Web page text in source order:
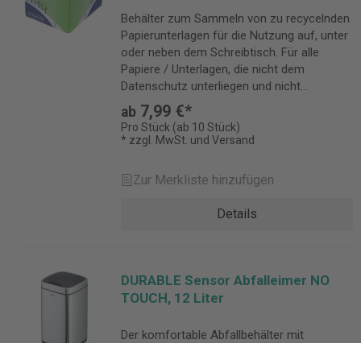
Behälter zum Sammeln von zu recycelnden
Papierunterlagen für die Nutzung auf, unter
oder neben dem Schreibtisch. Für alle
Papiere / Unterlagen, die nicht dem
Datenschutz unterliegen und nicht
geschreddert werden müssen.
ab 7,99 €*
Pro Stück (ab 10 Stück)
* zzgl. MwSt. und Versand
Zur Merkliste hinzufügen
Details
DURABLE Sensor Abfalleimer NO
TOUCH, 12 Liter
Der komfortable Abfallbehälter mit